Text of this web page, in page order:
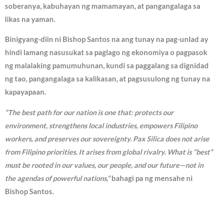
soberanya, kabuhayan ng mamamayan, at pangangalaga sa
likas na yaman.
Binigyang-diin ni Bishop Santos na ang tunay na pag-unlad ay
hindi lamang nasusukat sa paglago ng ekonomiya o pagpasok
ng malalaking pamumuhunan, kundi sa paggalang sa dignidad
ng tao, pangangalaga sa kalikasan, at pagsusulong ng tunay na
kapayapaan.
“The best path for our nation is one that: protects our
environment, strengthens local industries, empowers Filipino
workers, and preserves our sovereignty. Pax Silica does not arise
from Filipino priorities. It arises from global rivalry. What is “best”
must be rooted in our values, our people, and our future—not in
the agendas of powerful nations,”bahagi pa ng mensahe ni
Bishop Santos.